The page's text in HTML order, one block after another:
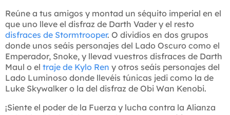
Reúne a tus amigos y montad un séquito imperial en el
que uno lleve el disfraz de Darth Vader y el resto
disfraces de Stormtrooper. O dividíos en dos grupos
donde unos seáis personajes del Lado Oscuro como el
Emperador, Snoke, y llevad vuestros disfraces de Darth
Maul o el traje de Kylo Ren y otros seáis personajes del
Lado Luminoso donde llevéis túnicas jedi como la de
Luke Skywalker o la del disfraz de Obi Wan Kenobi.
¡Siente el poder de la Fuerza y lucha contra la Alianza